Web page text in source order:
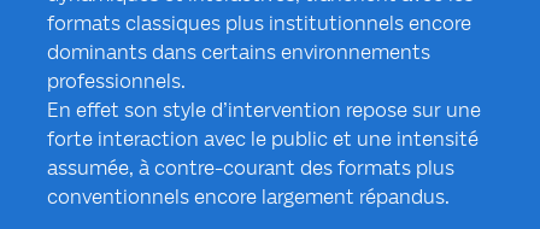
formats classiques plus institutionnels encore
dominants dans certains environnements
professionnels.
En effet son style d’intervention repose sur une
forte interaction avec le public et une intensité
assumée, à contre-courant des formats plus
conventionnels encore largement répandus.